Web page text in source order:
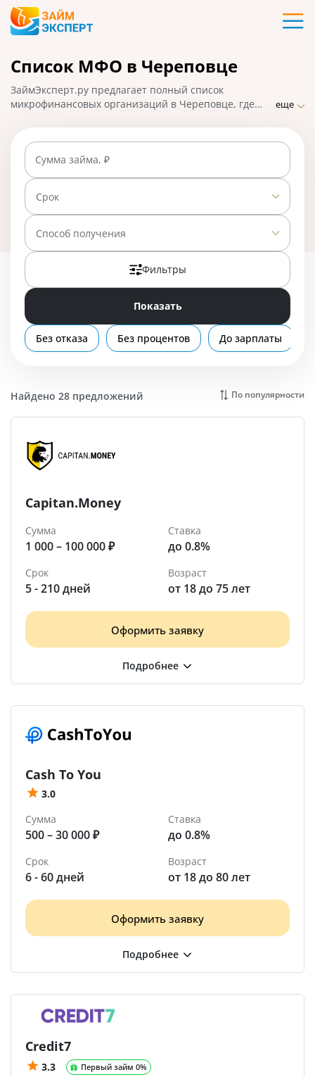
Карты
Кредиты
Ипотека
Займы
Вклады
Бизнес
Список МФО в Череповце
ЗаймЭксперт.ру предлагает полный список
микрофинансовых организаций в Череповце, где
требованиями и проверками, быстрым оформлением
и высоким процентом одобрения заявок. На
01.05.2025 вам доступно 28 предложений со ставкой
от 0% в день.
еще
Сумма займа, ₽
Срок
Способ получения
Фильтры
Показать
Без отказа Без процентов До зарплаты
Найдено 28 предложений По популярности
Capitan.Money
Сумма
1 000 – 100 000 ₽
Ставка
до 0.8%
Срок
5 - 210 дней
Возраст
от 18 до 75 лет
Оформить заявку
Cash To You
3.0
Сумма
500 – 30 000 ₽
Ставка
до 0.8%
Срок
6 - 60 дней
Возраст
от 18 до 80 лет
Оформить заявку
Credit7
3.3 Первый займ 0%